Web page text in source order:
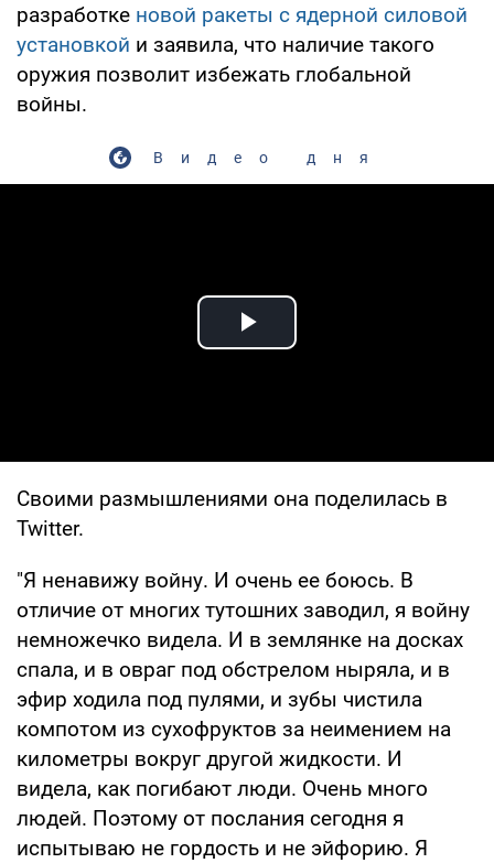
разработке новой ракеты с ядерной силовой
установкой и заявила, что наличие такого
оружия позволит избежать глобальной
войны.
Видео дня
Play Video
Своими размышлениями она поделилась в
Twitter.
"Я ненавижу войну. И очень ее боюсь. В
отличие от многих тутошних заводил, я войну
немножечко видела. И в землянке на досках
спала, и в овраг под обстрелом ныряла, и в
эфир ходила под пулями, и зубы чистила
компотом из сухофруктов за неимением на
километры вокруг другой жидкости. И
видела, как погибают люди. Очень много
людей. Поэтому от послания сегодня я
испытываю не гордость и не эйфорию. Я